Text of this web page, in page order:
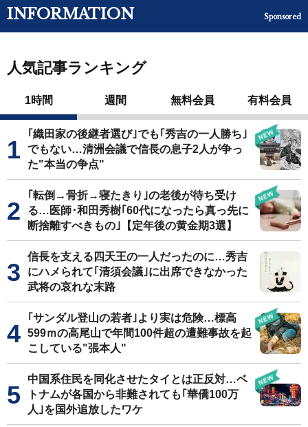
INFORMATION Sponsored
人気記事ランキング
1時間 週間 無料会員 有料会員
｢織田家の後継者選び｣でも｢秀吉の一人勝ち｣
でもない…清洲会議で信長の息子2人が争っ
た"本当の争点"
｢転倒→骨折→寝たきり｣の老後が待ち受け
る…医師･和田秀樹｢60代になったら真っ先に
断捨離すべきもの｣【定年後の黄金期3選】
信長を支える四天王の一人だったのに…秀吉
にハメられて｢清須会議｣に出席できなかった
武将の哀れな末路
｢サンダル登山の若者｣より実は危険…標高
599ｍの高尾山で年間100件超の遭難事故を起
こしている"張本人"
中国系住民を同化させたタイとは正反対…ベ
トナムが各国から非難されても｢華僑100万
人｣を国外追放したワケ